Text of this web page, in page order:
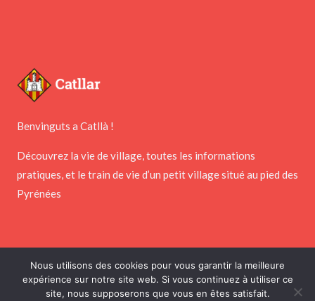
Benvinguts a Catllà !
Découvrez la vie de village, toutes les informations
pratiques, et le train de vie d’un petit village situé au pied des
Pyrénées
Copyright © 2026 Mairie de Catllar
Nous utilisons des cookies pour vous garantir la meilleure
expérience sur notre site web. Si vous continuez à utiliser ce
site, nous supposerons que vous en êtes satisfait.